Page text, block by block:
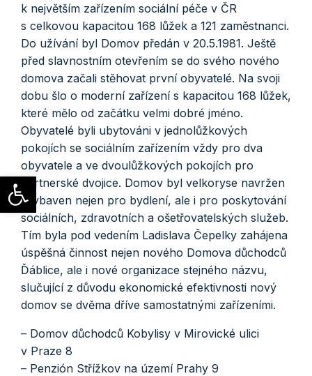
Open toolbar
k největším zařízením sociální péče v ČR
s celkovou kapacitou 168 lůžek a 121 zaměstnanci.
Do užívání byl Domov předán v 20.5.1981. Ještě
před slavnostním otevřením se do svého nového
domova začali stěhovat první obyvatelé. Na svoji
dobu šlo o moderní zařízení s kapacitou 168 lůžek,
které mělo od začátku velmi dobré jméno.
Obyvatelé byli ubytováni v jednolůžkových
pokojích se sociálním zařízením vždy pro dva
obyvatele a ve dvoulůžkových pokojích pro
partnerské dvojice. Domov byl velkoryse navržen
i vybaven nejen pro bydlení, ale i pro poskytování
sociálních, zdravotních a ošetřovatelských služeb.
Tím byla pod vedením Ladislava Čepelky zahájena
úspěšná činnost nejen nového Domova důchodců
Ďáblice, ale i nové organizace stejného názvu,
slučující z důvodu ekonomické efektivnosti nový
domov se dvěma dříve samostatnými zařízeními.
– Domov důchodců Kobylisy v Mirovické ulici
v Praze 8
– Penzión Střížkov na území Prahy 9